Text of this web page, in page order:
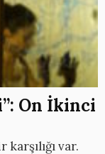
On İkinci
var.